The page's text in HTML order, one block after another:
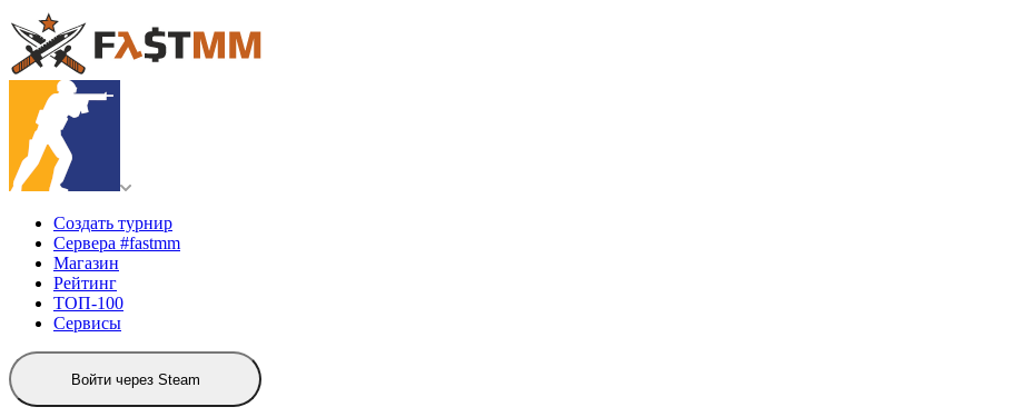
Создать турнир
Сервера #fastmm
Магазин
Рейтинг
ТОП-100
Сервисы
Войти через Steam